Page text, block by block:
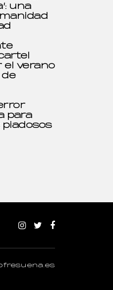
una
el verano
para